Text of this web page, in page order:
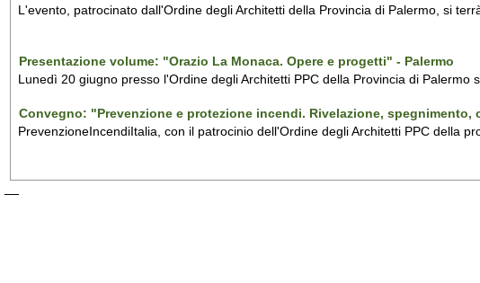
L'evento, patrocinato dall'Ordine degli Architetti della Provincia di Palermo, si
Presentazione volume: "Orazio La Monaca. Opere e progetti" - Palermo
Lunedì 20 giugno presso l'Ordine degli Architetti PPC della Provincia di
Convegno: "Prevenzione e protezione incendi. Rivelazione, spegnimento,
PrevenzioneIncendiItalia, con il patrocinio dell'Ordine degli Architetti PPC della